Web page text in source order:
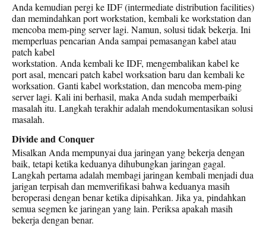
Anda kemudian pergi ke IDF (intermediate distribution facilities)
dan memindahkan port workstation, kembali ke workstation dan
mencoba mem-ping server lagi. Namun, solusi tidak bekerja. Ini
memperluas pencarian Anda sampai pemasangan kabel atau
patch kabel
workstation. Anda kembali ke IDF, mengembalikan kabel ke
port asal, mencari patch kabel worksation baru dan kembali ke
worksation. Ganti kabel workstation, dan mencoba mem-ping
server lagi. Kali ini berhasil, maka Anda sudah memperbaiki
masalah itu. Langkah terakhir adalah mendokumentasikan solusi
masalah.
Divide and Conquer
Misalkan Anda mempunyai dua jaringan yang bekerja dengan
baik, tetapi ketika keduanya dihubungkan jaringan gagal.
Langkah pertama adalah membagi jaringan kembali menjadi dua
jarigan terpisah dan memverifikasi bahwa keduanya masih
beroperasi dengan benar ketika dipisahkan. Jika ya, pindahkan
semua segmen ke jaringan yang lain. Periksa apakah masih
bekerja dengan benar.